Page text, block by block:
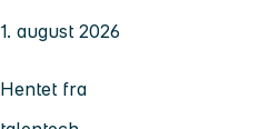
1. august 2026
Hentet fra